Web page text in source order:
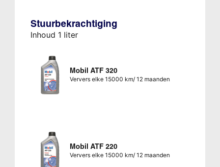
Stuurbekrachtiging
Inhoud 1 liter
Mobil ATF 320
Ververs elke 15000 km/ 12 maanden
Mobil ATF 220
Ververs elke 15000 km/ 12 maanden